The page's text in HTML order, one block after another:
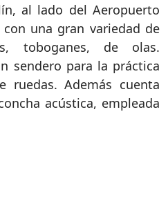
al lado del Aeropuerto
con una gran variedad de
toboganes, de olas.
sendero para la práctica
ruedas. Además cuenta
acústica, empleada